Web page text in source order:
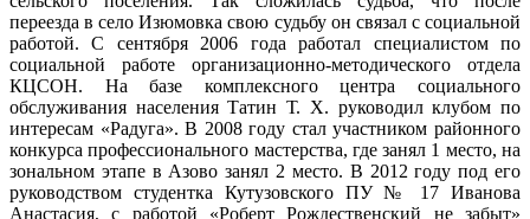
переезда в село Изюмовка свою судьбу он связал с социальной
работой. С сентября 2006 года работал специалистом по
социальной работе организационно-методического отдела
КЦСОН. На базе комплексного центра социального
обслуживания населения Татин Т. Х. руководил клубом по
интересам «Радуга». В 2008 году стал участником районного
конкурса профессионального мастерства, где занял 1 место, на
зональном этапе в Азово занял 2 место. В 2012 году под его
руководством студентка Кутузовского ПУ № 17 Иванова
Анастасия, с работой «Роберт Рождественский не забыт»